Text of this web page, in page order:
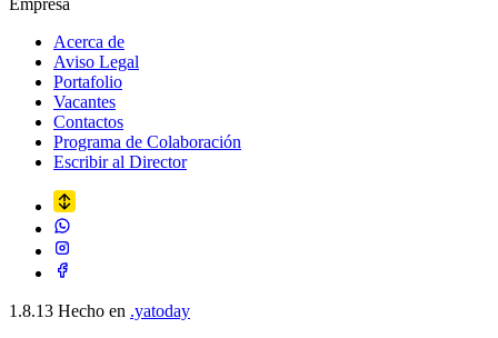
Empresa
Acerca de
Aviso Legal
Portafolio
Vacantes
Contactos
Programa de Colaboración
Escribir al Director
1.8.13 Hecho en .yatoday